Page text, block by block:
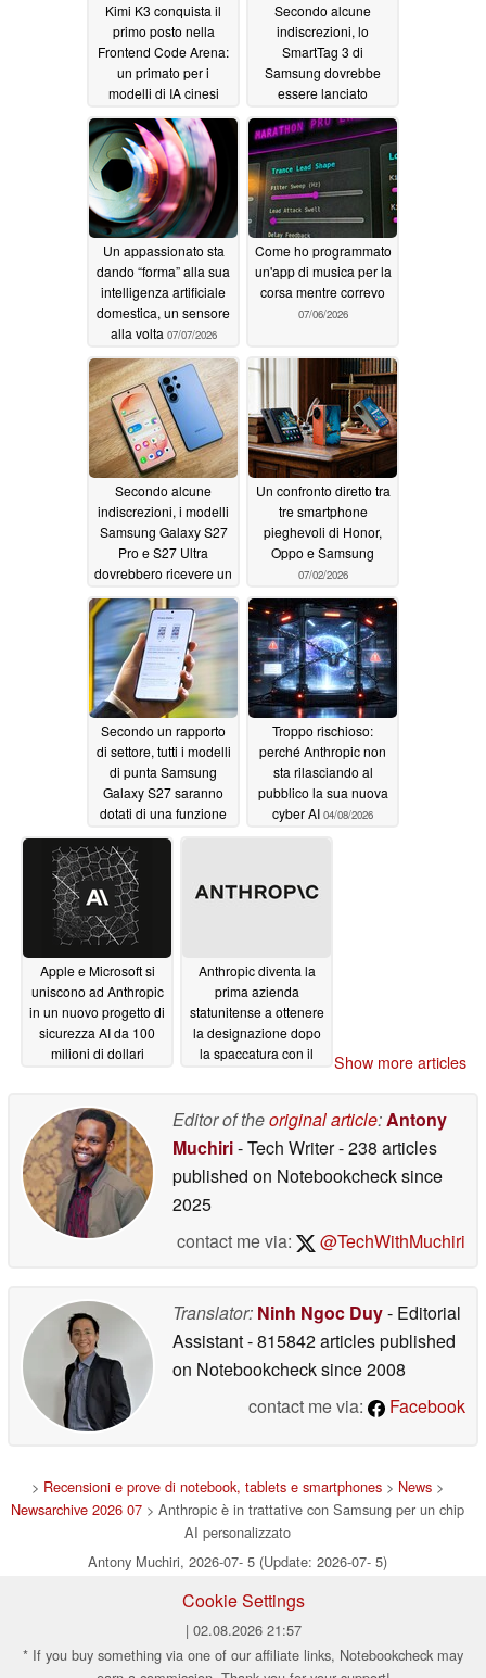
Kimi K3 conquista il
primo posto nella
Frontend Code Arena:
un primato per i
modelli di IA cinesi
07/20/2026
Secondo alcune
indiscrezioni, lo
SmartTag 3 di
Samsung dovrebbe
essere lanciato
07/11/2026
Un appassionato sta
dando “forma” alla sua
intelligenza artificiale
domestica, un sensore
alla volta 07/07/2026
Come ho programmato
un'app di musica per la
corsa mentre correvo
07/06/2026
Secondo alcune
indiscrezioni, i modelli
Samsung Galaxy S27
Pro e S27 Ultra
dovrebbero ricevere un
fotocamera atteso
ormai da quattro anni
07/03/2026
Un confronto diretto tra
tre smartphone
pieghevoli di Honor,
Oppo e Samsung
07/02/2026
Secondo un rapporto
di settore, tutti i modelli
di punta Samsung
Galaxy S27 saranno
dotati di una funzione
Galaxy S26 Ultra
Troppo rischioso:
perché Anthropic non
sta rilasciando al
pubblico la sua nuova
cyber AI 04/08/2026
Apple e Microsoft si
uniscono ad Anthropic
in un nuovo progetto di
sicurezza AI da 100
milioni di dollari
Anthropic diventa la
prima azienda
statunitense a ottenere
la designazione dopo
la spaccatura con il
Show more articles
Editor of theoriginal article:Antony
Muchiri- Tech Writer- 238 articles
published on Notebookchecksince
2025
contact me via:
@TechWithMuchiri
Translator: Ninh Ngoc Duy- Editorial
Assistant- 815842 articles published
on Notebookchecksince 2008
contact me via:
Facebook
> Recensioni e prove di notebook, tablets e smartphones > News >
Newsarchive 2026 07 > Anthropic è in trattative con Samsung per un chip
AI personalizzato
Antony Muchiri, 2026-07- 5 (Update: 2026-07- 5)
Cookie Settings
| 02.08.2026 21:57
* If you buy something via one of our affiliate links, Notebookcheck may